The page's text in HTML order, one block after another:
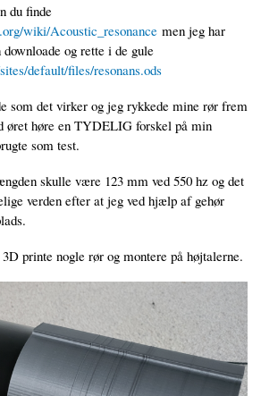
du finde
wiki/Acoustic_resonance men jeg har
og rette i de gule
default/files/resonans.ods
som det virker og jeg rykkede mine rør frem
øret høre en TYDELIG forskel på min
som test.
skulle være 123 mm ved 550 hz og det
verden efter at jeg ved hjælp af gehør
printe nogle rør og montere på højtalerne.